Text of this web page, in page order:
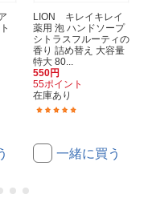
LION キレイキレイ
薬用 泡 ハンドソープ
シトラスフルーティの
香り 詰め替え 大容量
特大 80...
550円
55ポイント
在庫あり
一緒に買う